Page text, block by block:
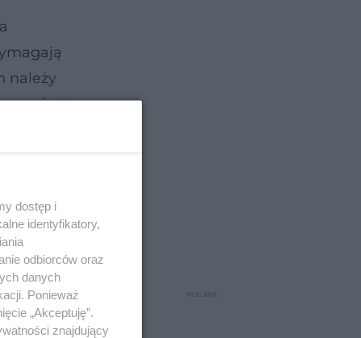
należy
asanjest
dostęp i
identyfikatory,
odbiorców oraz
danych
Ponieważ
„Akceptuję”.
znajdujący